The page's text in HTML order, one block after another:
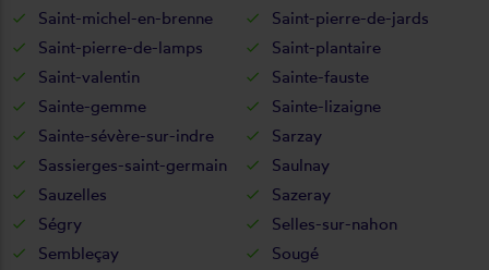
Saint-michel-en-brenne
Saint-pierre-de-jards
Saint-pierre-de-lamps
Saint-plantaire
Saint-valentin
Sainte-fauste
Sainte-gemme
Sainte-lizaigne
Sainte-sévère-sur-indre
Sarzay
Sassierges-saint-germain
Saulnay
Sauzelles
Sazeray
Ségry
Selles-sur-nahon
Sembleçay
Sougé